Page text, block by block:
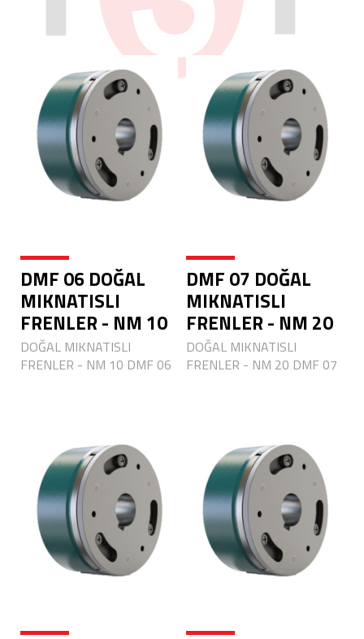
DMF 06 DOĞAL
MIKNATISLI
FRENLER - NM 10
DOĞAL MIKNATISLI
FRENLER - NM 10 DMF 06
DMF 07 DOĞAL
MIKNATISLI
FRENLER - NM 20
DOĞAL MIKNATISLI
FRENLER - NM 20 DMF 07